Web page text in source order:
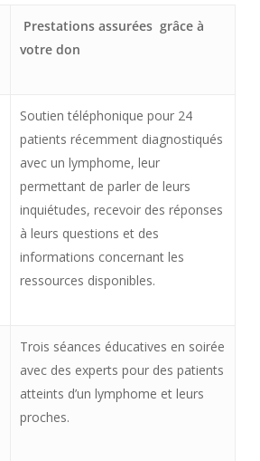
Prestations assurées grâce à
votre don
Soutien téléphonique pour 24
patients récemment diagnostiqués
avec un lymphome, leur
permettant de parler de leurs
inquiétudes, recevoir des réponses
à leurs questions et des
informations concernant les
ressources disponibles.
Trois séances éducatives en soirée
avec des experts pour des patients
atteints d’un lymphome et leurs
proches.